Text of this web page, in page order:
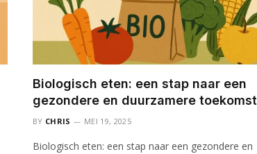
Biologisch eten: een stap naar een
gezondere en duurzamere toekomst
BY CHRIS MEI 19, 2025
Biologisch eten: een stap naar een gezondere en